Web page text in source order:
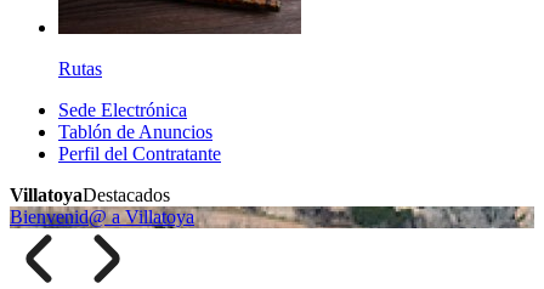
Rutas
Sede Electrónica
Tablón de Anuncios
Perfil del Contratante
VillatoyaDestacados
Bienvenid@ a Villatoya